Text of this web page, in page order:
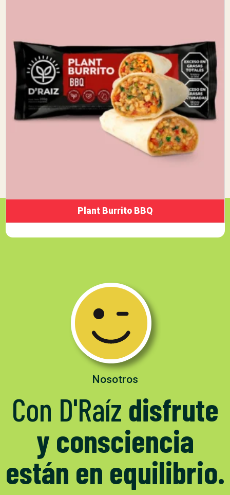
Plant Burrito BBQ
Nosotros
Con D'Raíz disfrute
y consciencia
están en equilibrio.